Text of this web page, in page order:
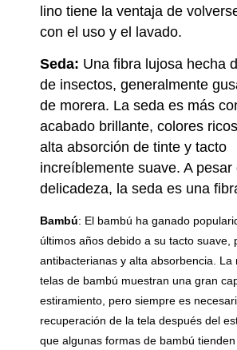
lino tiene la ventaja de
con el uso y el lavado.
Seda: Una fibra lujosa hecha
de insectos, generalmente
de morera. La seda es más
acabado brillante, colores
alta absorción de tinte y tacto
increíblemente suave. A pesar
delicadeza, la seda es una
Bambú: El bambú ha ganado
últimos años debido a su tacto suave,
antibacterianas y alta absorbencia. La
telas de bambú muestran una gran
estiramiento, pero siempre es
recuperación de la tela después del
que algunas formas de bambú